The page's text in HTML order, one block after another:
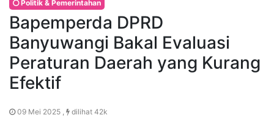
Politik & Pemerintahan
Bapemperda DPRD
Banyuwangi Bakal Evaluasi
Peraturan Daerah yang Kurang
Efektif
09 Mei 2025 , dilihat 42k